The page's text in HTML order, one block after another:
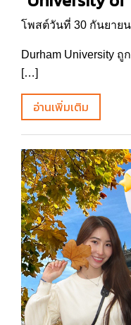
โพสต์วันที่ 30 กันยาย
Durham University ถู
[…]
อ่านเพิ่มเติม